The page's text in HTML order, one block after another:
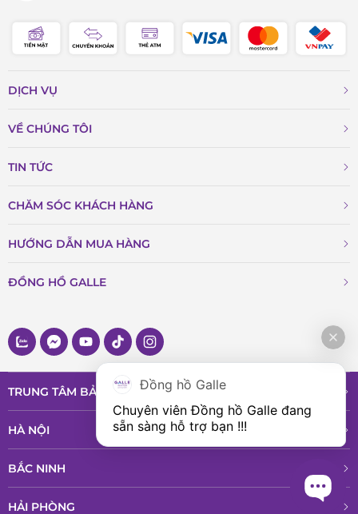
DỊCH VỤ
VỀ CHÚNG TÔI
TIN TỨC
CHĂM SÓC KHÁCH HÀNG
HƯỚNG DẪN MUA HÀNG
ĐỒNG HỒ GALLE
TRUNG TÂM BẢO HÀNH VÀ DỊCH VỤ
HÀ NỘI
BẮC NINH
HẢI PHÒNG
Đồng hồ Galle
Chuyên viên Đồng hồ Galle đang
sẵn sàng hỗ trợ bạn !!!